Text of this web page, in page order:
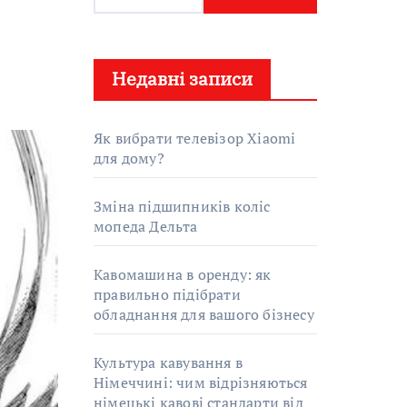
:
Недавні записи
Як вибрати телевізор Xiaomi
для дому?
Зміна підшипників коліс
мопеда Дельта
Кавомашина в оренду: як
правильно підібрати
обладнання для вашого бізнесу
Культура кавування в
Німеччині: чим відрізняються
німецькі кавові стандарти від